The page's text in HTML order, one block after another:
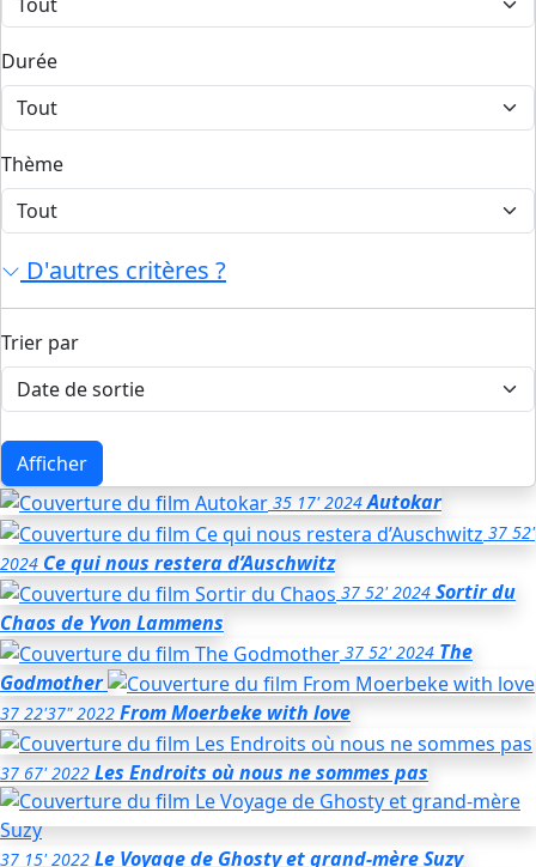
Durée
Thème
D'autres critères ?
Trier par
Afficher
35 17' 2024 Autokar
37 52'
2024 Ce qui nous restera d’Auschwitz
37 52' 2024 Sortir du
Chaos de Yvon Lammens
37 52' 2024 The
Godmother
37 22'37" 2022 From Moerbeke with love
37 67' 2022 Les Endroits où nous ne sommes pas
37 15' 2022 Le Voyage de Ghosty et grand-mère Suzy